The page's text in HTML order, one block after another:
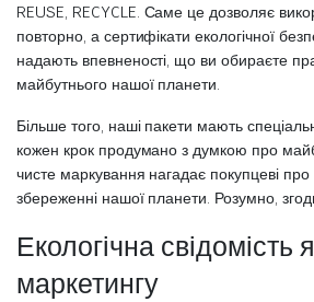
REUSE, RECYCLE. Саме це дозволяє
повторно, а сертифікати екологічної
надають впевненості, що ви обираєте
майбутнього нашої планети.
Більше того, наші пакети мають
кожен крок продумано з думкою про
чисте маркування нагадає покупцеві
збереженні нашої планети. Розумно,
Екологічна свідомість
маркетингу